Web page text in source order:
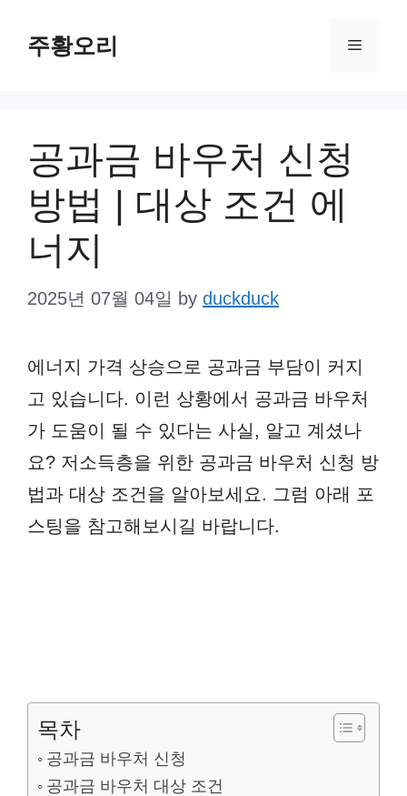
주황오리 Menu
공과금 바우처 신청
방법 | 대상 조건 에
너지
2025년 07월 04일 by duckduck
에너지 가격 상승으로 공과금 부담이 커지
고 있습니다. 이런 상황에서 공과금 바우처
가 도움이 될 수 있다는 사실, 알고 계셨나
요? 저소득층을 위한 공과금 바우처 신청 방
법과 대상 조건을 알아보세요. 그럼 아래 포
스팅을 참고해보시길 바랍니다.
목차
공과금 바우처 신청
공과금 바우처 대상 조건